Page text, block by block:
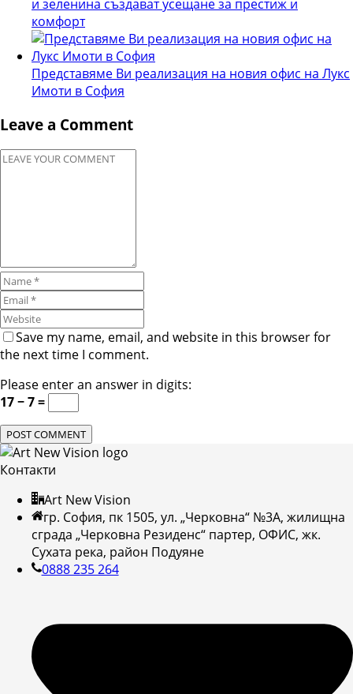
и зеленина създават усещане за престиж и
комфорт
Представяме Ви реализация на новия офис на Лукс
Имоти в София
Leave a Comment
Save my name, email, and website in this browser for
the next time I comment.
Please enter an answer in digits:
17 − 7 =
Контакти
Art New Vision
гр. София, пк 1505, ул. „Черковна“ №3А, жилищна
сграда „Черковна Резиденс“ партер, ОФИС, жк.
Сухата река, район Подуяне
0888 235 264